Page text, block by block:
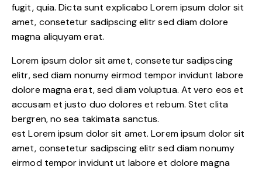
fugit, quia. Dicta sunt explicabo Lorem ipsum dolor sit
amet, consetetur sadipscing elitr sed diam dolore
magna aliquyam erat.
Lorem ipsum dolor sit amet, consetetur sadipscing
elitr, sed diam nonumy eirmod tempor invidunt labore
dolore magna erat, sed diam voluptua. At vero eos et
accusam et justo duo dolores et rebum. Stet clita
bergren, no sea takimata sanctus.
est Lorem ipsum dolor sit amet. Lorem ipsum dolor sit
amet, consetetur sadipscing elitr sed diam nonumy
eirmod tempor invidunt ut labore et dolore magna